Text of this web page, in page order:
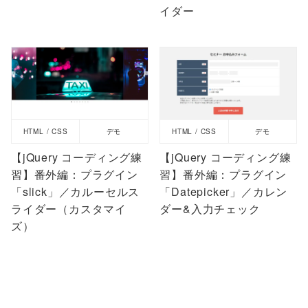
イダー
HTML / CSS デモ
【jQuery コーディング練
習】番外編：プラグイン
「slick」／カルーセルス
ライダー（カスタマイ
ズ）
HTML / CSS デモ
【jQuery コーディング練
習】番外編：プラグイン
「Datepicker」／カレン
ダー&入力チェック